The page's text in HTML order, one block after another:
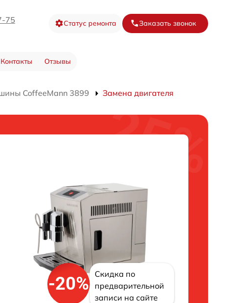
75 Статус ремонта Заказать звонок
Контакты Отзывы
CoffeeMann 3899 Замена двигателя
-20%
Скидка по
предварительной
записи на сайте